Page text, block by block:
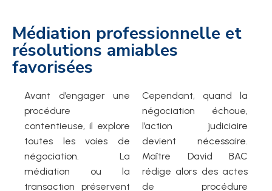
Médiation professionnelle et
résolutions amiables
favorisées
Avant d’engager une
procédure
contentieuse, il explore
toutes les voies de
négociation. La
médiation ou la
transaction préservent
Cependant, quand la
négociation échoue,
l’action judiciaire
devient nécessaire.
Maître David BAC
rédige alors des actes
de procédure